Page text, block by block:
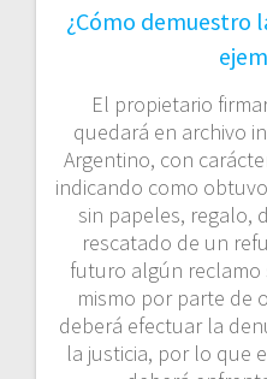
¿Cómo demuestro
El propietario
quedará en archivo
Argentino, con
indicando como
sin papeles, regalo,
rescatado de un
futuro algún
mismo por parte de
deberá efectuar la
la justicia, por lo que